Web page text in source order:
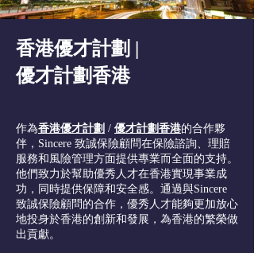
香港優才計劃 |
優才計劃香港
作為香港優才計劃 / 優才計劃香港的合作夥
伴，Sincere 致誠保險顧問在保險諮詢、理賠
服務和風險管理方面提供專業而全面的支持。
他們致力於幫助優秀人才在香港實現事業成
功，同時提供保障和安全感。通過與Sincere
致誠保險顧問的合作，優秀人才能夠更加放心
地投身於香港的創新和發展，為香港的繁榮做
出貢獻。